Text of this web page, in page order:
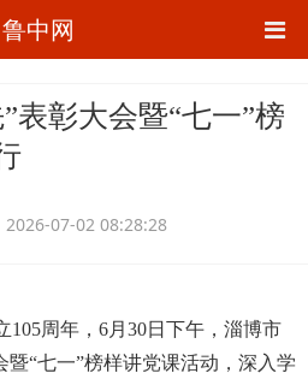
鲁中网
表彰大会暨“七一”榜
2026-07-02 08:28:28
周年，6月30日下午，淄博市
暨“七一”榜样讲党课活动，深入学